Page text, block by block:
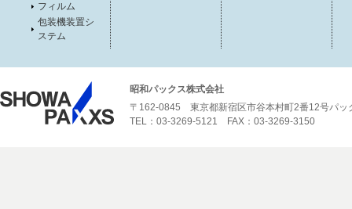
フィルム
包装機装置シ
ステム
昭和パックス株式会社
〒162-0845 東京都新宿区市谷本村町2番12号パッ
TEL：03-3269-5121 FAX：03-3269-3150